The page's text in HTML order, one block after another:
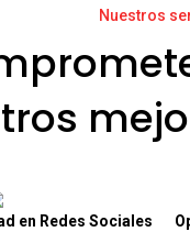
Nuestros
en Redes Sociales